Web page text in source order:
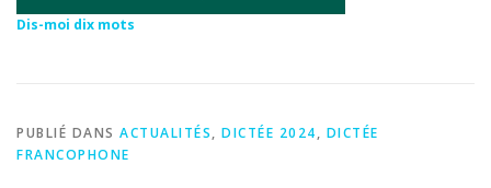
Dis-moi dix mots
PUBLIÉ DANS ACTUALITÉS, DICTÉE 2024, DICTÉE
FRANCOPHONE